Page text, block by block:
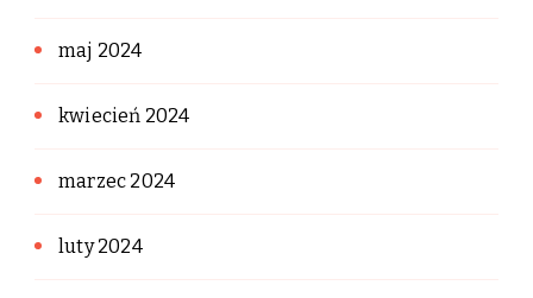
maj 2024
kwiecień 2024
marzec 2024
luty 2024